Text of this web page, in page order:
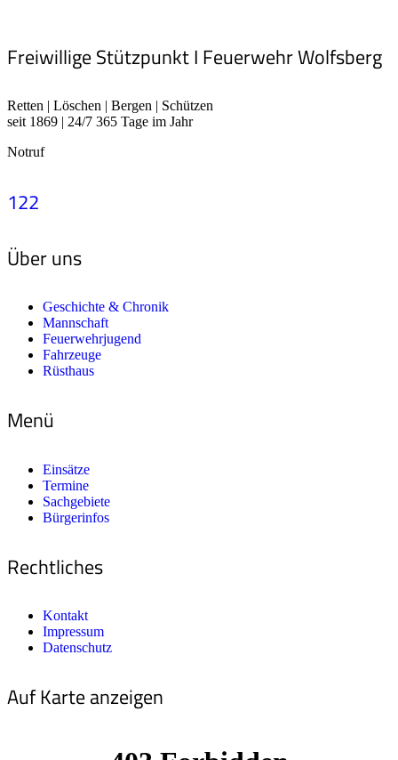
Freiwillige Stützpunkt I Feuerwehr Wolfsberg
Retten | Löschen | Bergen | Schützen
seit 1869 | 24/7 365 Tage im Jahr
Notruf
122
Über uns
Geschichte & Chronik
Mannschaft
Feuerwehrjugend
Fahrzeuge
Rüsthaus
Menü
Einsätze
Termine
Sachgebiete
Bürgerinfos
Rechtliches
Kontakt
Impressum
Datenschutz
Auf Karte anzeigen